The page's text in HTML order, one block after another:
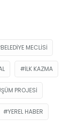
BELEDIYE MECLISI
ILK KAZMA
PROJESI
YEREL HABER